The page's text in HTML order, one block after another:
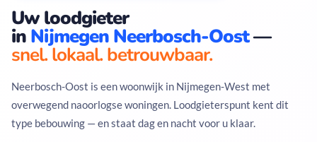
Uw loodgieter
in Nijmegen Neerbosch-Oost—
snel. lokaal. betrouwbaar.
Neerbosch-Oost is een woonwijk in Nijmegen-West met
overwegend naoorlogse woningen. Loodgieterspunt kent dit
type bebouwing — en staat dag en nacht voor u klaar.